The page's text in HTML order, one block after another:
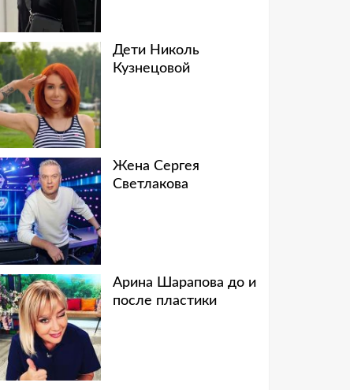
Дети Николь
Кузнецовой
Жена Сергея
Светлакова
Арина Шарапова до и
после пластики